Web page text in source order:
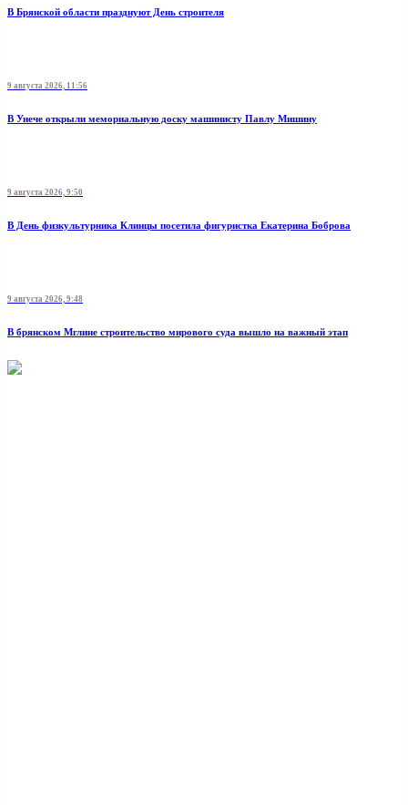
В Брянской области празднуют День строителя
9 августа 2026, 11:56
В Унече открыли мемориальную доску машинисту Павлу Мишину
9 августа 2026, 9:50
В День физкультурника Клинцы посетила фигуристка Екатерина Боброва
9 августа 2026, 9:48
В брянском Мглине строительство мирового суда вышло на важный этап